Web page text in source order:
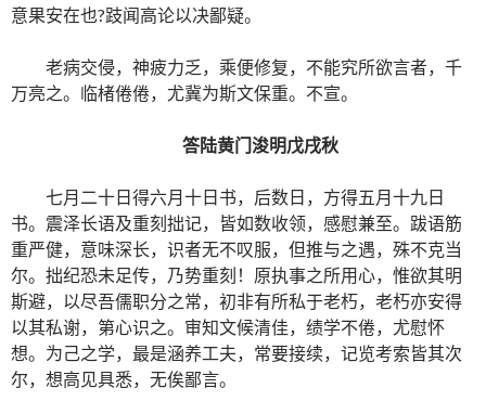
意果安在也?跂闻高论以决鄙疑。
老病交侵，神疲力乏，乘便修复，不能究所欲言者，千
万亮之。临楮倦倦，尤冀为斯文保重。不宣。
答陆黄门浚明戊戌秋
七月二十日得六月十日书，后数日，方得五月十九日
书。震泽长语及重刻拙记，皆如数收领，感慰兼至。跋语筋
重严健，意味深长，识者无不叹服，但推与之遇，殊不克当
尔。拙纪恐未足传，乃势重刻！原执事之所用心，惟欲其明
斯避，以尽吾儒职分之常，初非有所私于老朽，老朽亦安得
以其私谢，第心识之。审知文候清佳，绩学不倦，尤慰怀
想。为己之学，最是涵养工夫，常要接续，记览考索皆其次
尔，想高见具悉，无俟鄙言。